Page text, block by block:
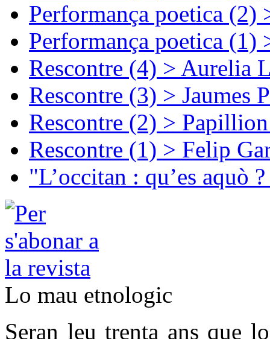
Performança poetica (2)
Performança poetica (1)
Rescontre (4) > Aurelia
Rescontre (3) > Jaumes
Rescontre (2) >
Rescontre (1) > Felip
"L’occitan : qu’es aquò
Lo mau etnologic
Seran leu trenta ans que